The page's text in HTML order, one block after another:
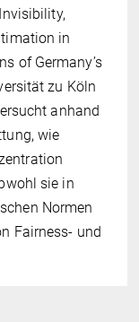
in
of Germany’s
zu Köln
anhand
wie
sie in
Normen
Fairness- und